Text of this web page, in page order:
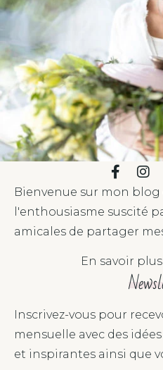
Bienvenue sur mon blog
l'enthousiasme suscité
amicales de partager
En savoir
Inscrivez-vous pour
mensuelle avec des
et inspirantes ainsi que